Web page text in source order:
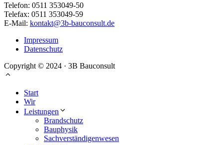
Telefon: 0511 353049-50
Telefax: 0511 353049-59
E-Mail: kontakt@3b-bauconsult.de
Impressum
Datenschutz
Copyright © 2024 · 3B Bauconsult
Start
Wir
Leistungen
Brandschutz
Bauphysik
Sachverständigenwesen